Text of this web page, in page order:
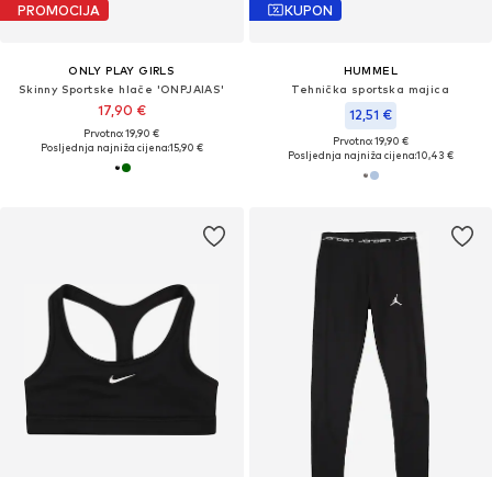
PROMOCIJA
ONLY PLAY GIRLS
Skinny Sportske hlače 'ONPJAIAS'
17,90 €
Prvotno: 19,90 €
Posljednja najniža cijena:15,90 €
KUPON
HUMMEL
Tehnička sportska majica
12,51 €
Prvotno: 19,90 €
Posljednja najniža cijena:10,43 €